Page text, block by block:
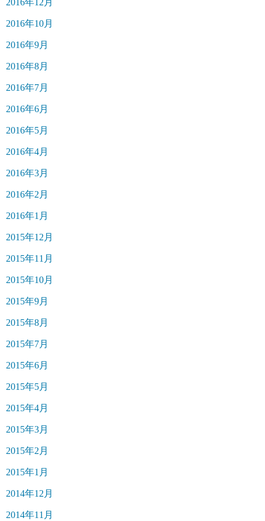
2016年12月
2016年10月
2016年9月
2016年8月
2016年7月
2016年6月
2016年5月
2016年4月
2016年3月
2016年2月
2016年1月
2015年12月
2015年11月
2015年10月
2015年9月
2015年8月
2015年7月
2015年6月
2015年5月
2015年4月
2015年3月
2015年2月
2015年1月
2014年12月
2014年11月